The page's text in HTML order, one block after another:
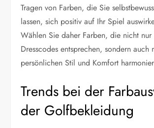
Tragen von Farben, die Sie
lassen, sich positiv auf Ihr Spiel
Wählen Sie daher Farben, die nicht nur
Dresscodes entsprechen, sondern auch
persönlichen Stil und Komfort
Trends bei der
der Golfbekleidung